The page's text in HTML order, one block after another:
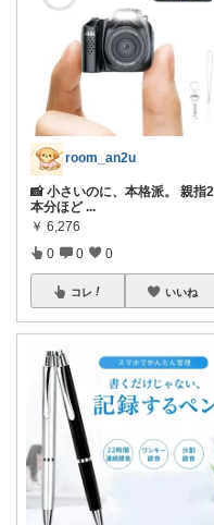
room_an2u
📸 小さいのに、本格派。 親指2
本分ほど ...
￥ 6,276
0 0 0
コレ いいね